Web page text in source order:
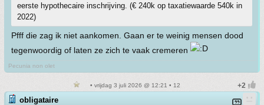
eerste hypothecaire inschrijving. (€ 240k op taxatiewaarde 540k in
2022)
Pfff die zag ik niet aankomen. Gaan er te weinig mensen dood
tegenwoordig of laten ze zich te vaak cremeren
Pecunia non olet
• vrijdag 3 juli 2026 @ 12:21 • 12
obligataire